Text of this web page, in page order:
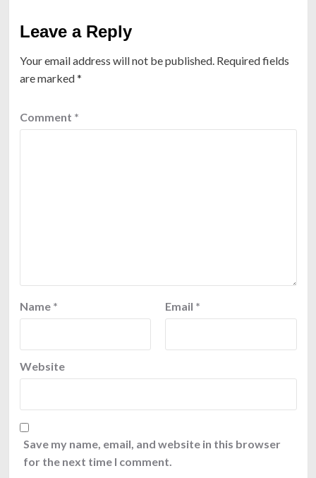
Leave a Reply
Your email address will not be published. Required fields
are marked*
Comment *
Name * Email *
Website
Save my name, email, and website in this browser
for the next time I comment.